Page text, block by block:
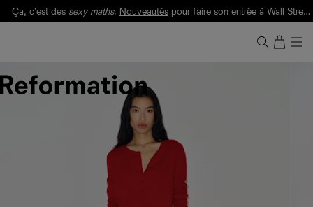
Ça, c'est des sexy maths. Nouveautés pour faire son entrée à Wall Street.